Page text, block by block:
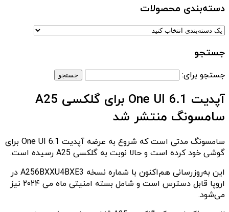
دسته‌بندی‌ محصولات
جستجو
جستجو برای:
آپدیت One UI 6.1 برای گلکسی A25
سامسونگ منتشر شد
سامسونگ مدتی است که شروع به عرضه آپدیت One UI 6.1 برای
گوشی خود کرده است و حالا نوبت به گلکسی A25 رسیده است.
این به‌روزرسانی هم‌اکنون با شماره نسخه A256BXXU4BXE3 در
اروپا قابل دسترس است و شامل بسته امنیتی ماه می ۲۰۲۴ نیز
می‌شود.